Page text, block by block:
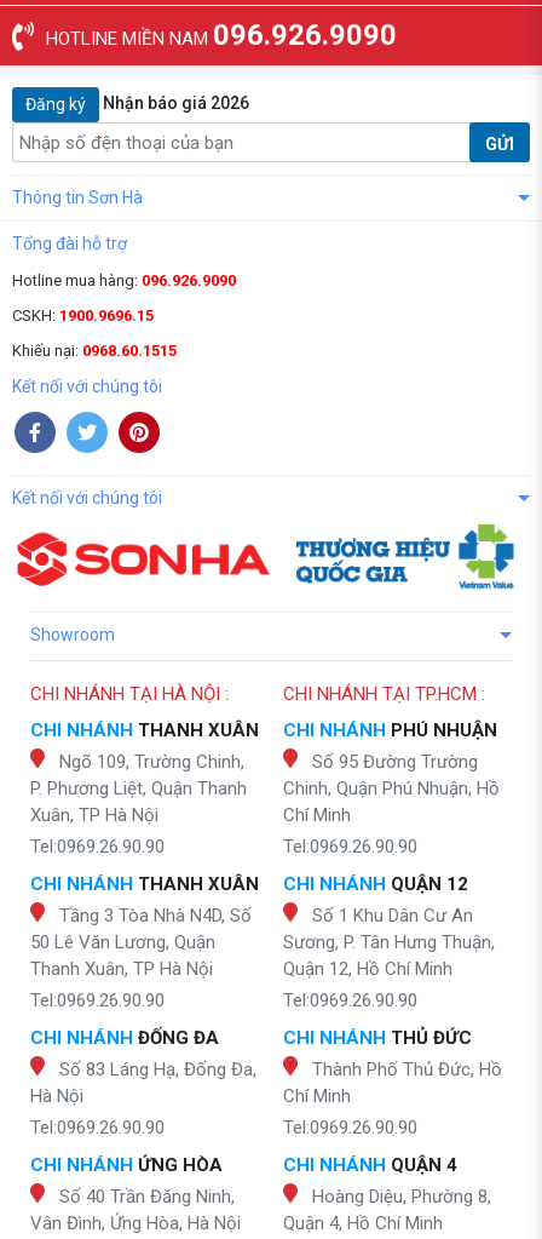
HOTLINE MIỀN NAM 096.926.9090
Đăng ký Nhận báo giá 2026
GỬI
Thông tin Sơn Hà
Tổng đài hỗ trợ
Hotline mua hàng: 096.926.9090
CSKH: 1900.9696.15
Khiếu nại: 0968.60.1515
Kết nối với chúng tôi
Kết nối với chúng tôi
Showroom
CHI NHÁNH TẠI HÀ NỘI :
CHI NHÁNH THANH XUÂN
Ngõ 109, Trường Chinh,
P. Phương Liệt, Quận Thanh
Xuân, TP Hà Nội
Tel:0969.26.90.90
CHI NHÁNH THANH XUÂN
Tầng 3 Tòa Nhà N4D, Số
50 Lê Văn Lương, Quận
Thanh Xuân, TP Hà Nội
Tel:0969.26.90.90
CHI NHÁNH ĐỐNG ĐA
Số 83 Láng Hạ, Đống Đa,
Hà Nội
Tel:0969.26.90.90
CHI NHÁNH ỨNG HÒA
Số 40 Trần Đăng Ninh,
Vân Đình, Ứng Hòa, Hà Nội
CHI NHÁNH TẠI TP.HCM :
CHI NHÁNH PHÚ NHUẬN
Số 95 Đường Trường
Chinh, Quận Phú Nhuận, Hồ
Chí Minh
Tel:0969.26.90.90
CHI NHÁNH QUẬN 12
Số 1 Khu Dân Cư An
Sương, P. Tân Hưng Thuận,
Quận 12, Hồ Chí Minh
Tel:0969.26.90.90
CHI NHÁNH THỦ ĐỨC
Thành Phố Thủ Đức, Hồ
Chí Minh
Tel:0969.26.90.90
CHI NHÁNH QUẬN 4
Hoàng Diệu, Phường 8,
Quận 4, Hồ Chí Minh